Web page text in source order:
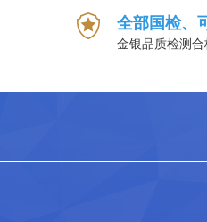
全部国检、
金银品质检测